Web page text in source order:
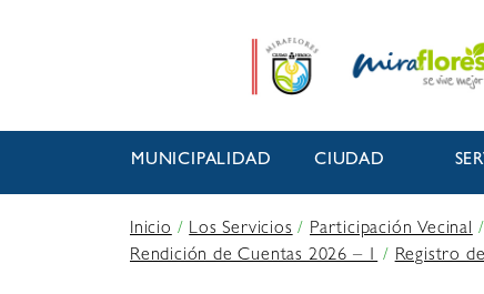
MUNICIPALIDAD CIUDAD
Inicio/Los Servicios/Participación Vecinal
Rendición de Cuentas 2026 – 1/Registro